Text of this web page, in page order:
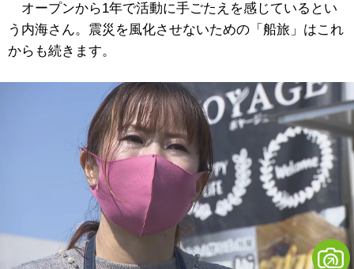
オープンから1年で活動に手ごたえを感じているとい
う内海さん。震災を風化させないための「船旅」はこれ
からも続きます。